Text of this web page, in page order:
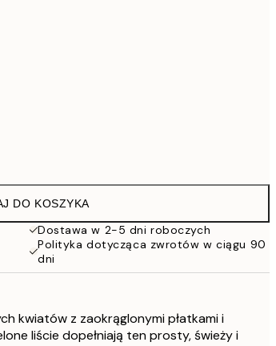
DO KOSZYKA
Dostawa w 2-5 dni roboczych
Polityka dotycząca zwrotów w ciągu 90
dni
kwiatów z zaokrąglonymi płatkami i
liście dopełniają ten prosty, świeży i